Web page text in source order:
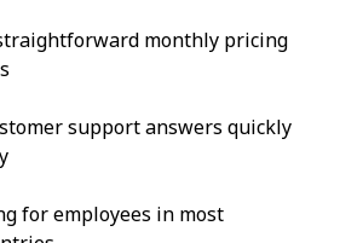
monthly pricing
support answers quickly
for employees in most